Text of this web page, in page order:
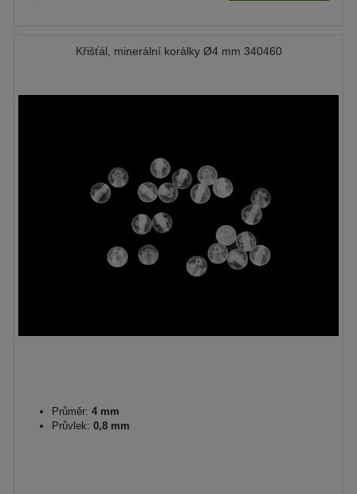
Křišťál, minerální korálky Ø4 mm 340460
Průměr: 4 mm
Průvlek: 0,8 mm